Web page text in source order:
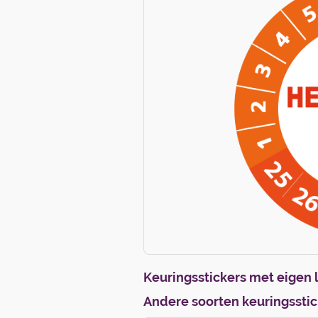
Keuringsstickers met eigen
Andere soorten